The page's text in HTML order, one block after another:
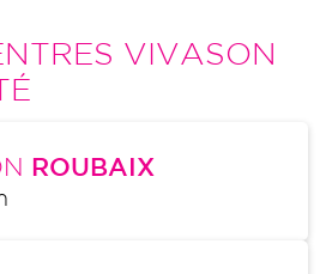
VIVASON
ROUBAIX